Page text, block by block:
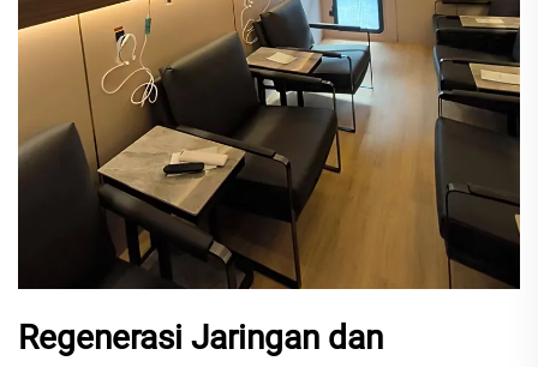
Regenerasi Jaringan dan